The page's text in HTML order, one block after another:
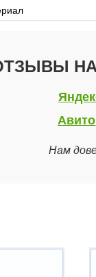
Авито
Нам